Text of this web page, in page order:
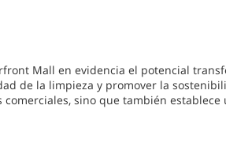
Mall en evidencia el potencial
de la limpieza y promover la
sino que también